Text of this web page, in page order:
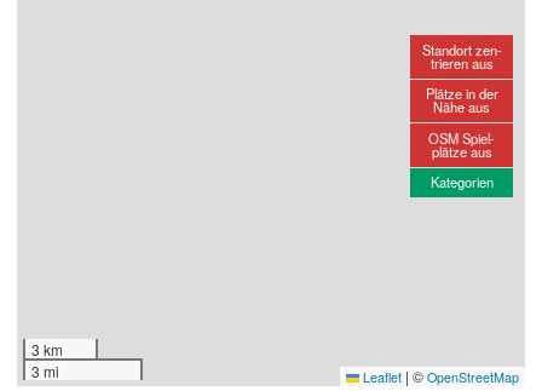
3 km
3 mi
Leaflet | © OpenStreetMap
Standort zen-
trieren aus
Plätze in der
Nähe aus
OSM Spiel-
plätze aus
Kategorien